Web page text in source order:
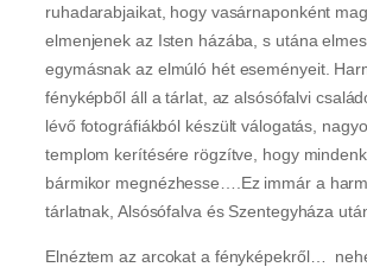
ruhadarabjaikat, hogy vasárnaponként
elmenjenek az Isten házába, s utána
egymásnak az elmúló hét eseményeit.
fényképből áll a tárlat, az alsósófalvi
lévő fotográfiákból készült válogatás,
templom kerítésére rögzítve, hogy
bármikor megnézhesse….Ez immár a
tárlatnak, Alsósófalva és Szentegyháza
Elnéztem az arcokat a fényképekről…